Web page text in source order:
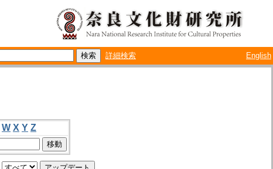
詳細検索 English
W X Y Z